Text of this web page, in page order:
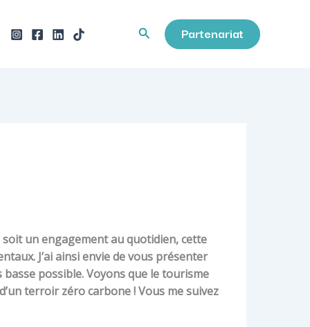
RechercherPartenariat
soit un engagement au quotidien, cette
J’ai ainsi envie de vous présenter
possible. Voyons que le tourisme
terroir zéro carbone ! Vous me suivez